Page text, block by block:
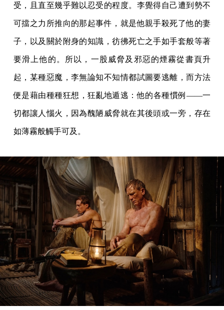
受，且直至幾乎難以忍受的程度。李覺得自己遭到勢不
可擋之力所推向的那起事件，就是他親手殺死了他的妻
子，以及關於附身的知識，彷彿死亡之手如手套般等著
要滑上他的。所以，一股威脅及邪惡的煙霧從書頁升
起，某種惡魔，李無論知不知情都試圖要逃離，而方法
便是藉由種種狂想，狂亂地遁逃：他的各種慣例——一
切都讓人惱火，因為醜陋威脅就在其後頭或一旁，存在
如薄霧般觸手可及。